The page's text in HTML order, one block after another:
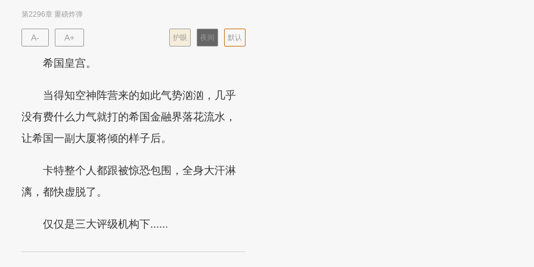
第2296章 重磅炸弹
A- A+ 默认
夜间
护眼
希国皇宫。
当得知空神阵营来的如此气势汹汹，几乎
没有费什么力气就打的希国金融界落花流水，
让希国一副大厦将倾的样子后。
卡特整个人都跟被惊恐包围，全身大汗淋
漓，都快虚脱了。
仅仅是三大评级机构下......